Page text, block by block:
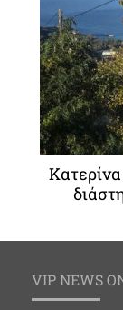
VIP NEWS